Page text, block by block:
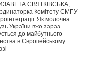
СВЯТКІВСЬКА,
Комітету СМПУ
Як молочна
України вже зараз
до майбутнього
в Європейському